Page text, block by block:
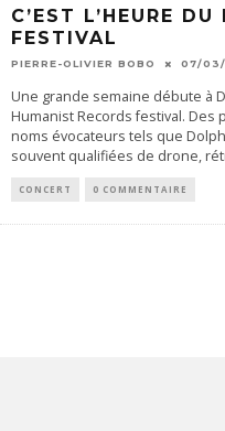
C’EST L’HEURE
FESTIVAL
PIERRE-OLIVIER BOBO 07/03/
Une grande semaine débute à
Humanist Records festival. Des
noms évocateurs tels que
souvent qualifiées de drone,
CONCERT 0 COMMENTAIRE